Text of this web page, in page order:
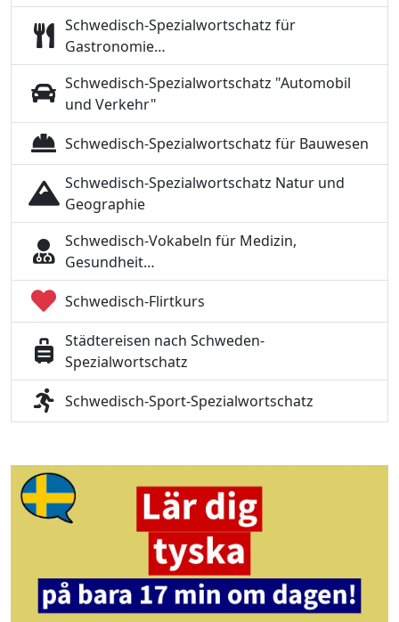
Schwedisch-Spezialwortschatz für
Gastronomie…
Schwedisch-Spezialwortschatz "Automobil
und Verkehr"
Schwedisch-Spezialwortschatz für Bauwesen
Schwedisch-Spezialwortschatz Natur und
Geographie
Schwedisch-Vokabeln für Medizin,
Gesundheit…
Schwedisch-Flirtkurs
Städtereisen nach Schweden-
Spezialwortschatz
Schwedisch-Sport-Spezialwortschatz